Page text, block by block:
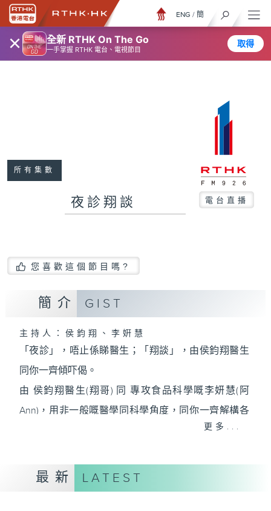
× 全新 RTHK On The Go
一手掌握 RTHK 電台、電視節目
取得
ENG / 簡
所有集數
夜診翔談 電台直播
您喜歡這個節目嗎?
簡介 GIST
主持人：侯鈞翔、李姸慧
「夜診」，唔止係睇醫生；「翔談」，由侯鈞翔醫生
同你一齊傾吓偈。
由 侯鈞翔醫生(翔哥) 同 專攻食品科學嘅李妍慧(阿
Ann)，用非一般嘅醫學同科學角度，同你一齊解構各
到底168斷食，唔食早餐定晚餐好？依啲由細聽到大嘅
論述，孰真孰假，定早就不攻自破？6月2號起，每個
更多...
最新 LATEST